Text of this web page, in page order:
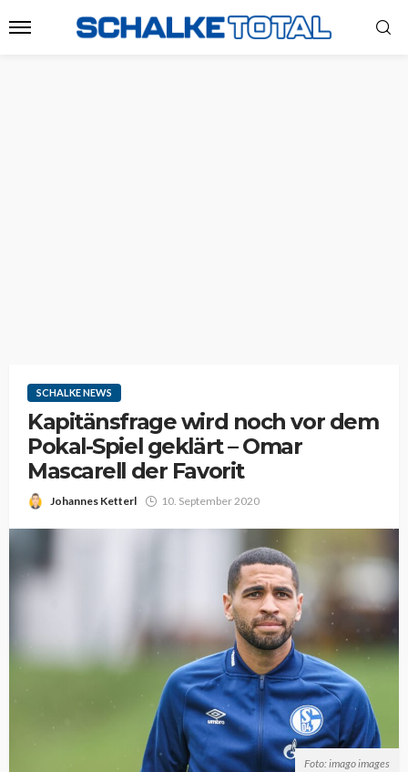
SCHALKE NEWS
Kapitänsfrage wird noch vor dem
Pokal-Spiel geklärt – Omar
Mascarell der Favorit
Johannes Ketterl 10. September 2020
Foto: imago images